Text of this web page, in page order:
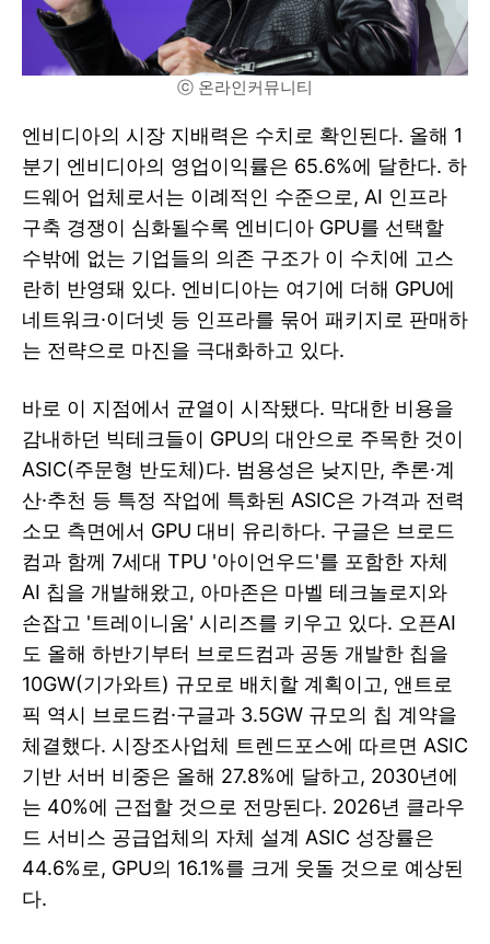
ⓒ 온라인커뮤니티
엔비디아의 시장 지배력은 수치로 확인된다. 올해 1
분기 엔비디아의 영업이익률은 65.6%에 달한다. 하
드웨어 업체로서는 이례적인 수준으로, AI 인프라
구축 경쟁이 심화될수록 엔비디아 GPU를 선택할
수밖에 없는 기업들의 의존 구조가 이 수치에 고스
란히 반영돼 있다. 엔비디아는 여기에 더해 GPU에
네트워크·이더넷 등 인프라를 묶어 패키지로 판매하
는 전략으로 마진을 극대화하고 있다.
바로 이 지점에서 균열이 시작됐다. 막대한 비용을
감내하던 빅테크들이 GPU의 대안으로 주목한 것이
ASIC(주문형 반도체)다. 범용성은 낮지만, 추론·계
산·추천 등 특정 작업에 특화된 ASIC은 가격과 전력
소모 측면에서 GPU 대비 유리하다. 구글은 브로드
컴과 함께 7세대 TPU '아이언우드'를 포함한 자체
AI 칩을 개발해왔고, 아마존은 마벨 테크놀로지와
손잡고 '트레이니움' 시리즈를 키우고 있다. 오픈AI
도 올해 하반기부터 브로드컴과 공동 개발한 칩을
10GW(기가와트) 규모로 배치할 계획이고, 앤트로
픽 역시 브로드컴·구글과 3.5GW 규모의 칩 계약을
체결했다. 시장조사업체 트렌드포스에 따르면 ASIC
기반 서버 비중은 올해 27.8%에 달하고, 2030년에
는 40%에 근접할 것으로 전망된다. 2026년 클라우
드 서비스 공급업체의 자체 설계 ASIC 성장률은
44.6%로, GPU의 16.1%를 크게 웃돌 것으로 예상된
다.